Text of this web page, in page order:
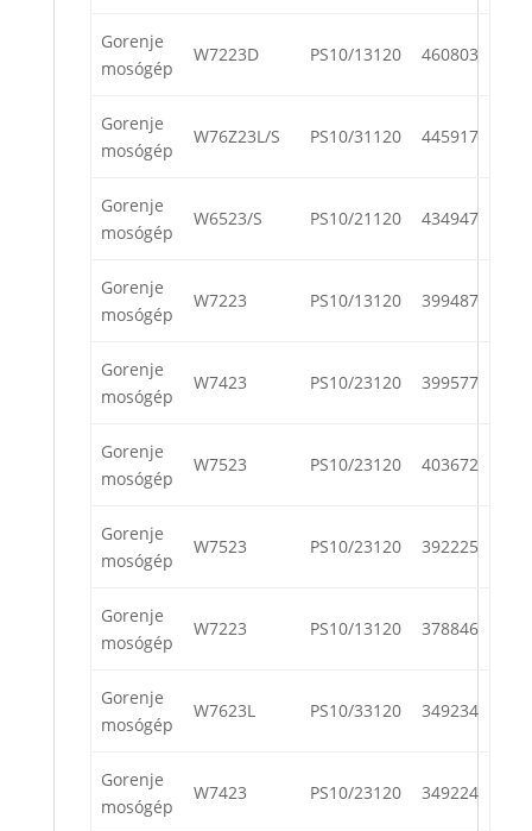
Gorenje
mosógép
W7223D PS10/13120 460803
Gorenje
mosógép
W76Z23L/S PS10/31120 445917
Gorenje
mosógép
W6523/S PS10/21120 434947
Gorenje
mosógép
W7223 PS10/13120 399487
Gorenje
mosógép
W7423 PS10/23120 399577
Gorenje
mosógép
W7523 PS10/23120 403672
Gorenje
mosógép
W7523 PS10/23120 392225
Gorenje
mosógép
W7223 PS10/13120 378846
Gorenje
mosógép
W7623L PS10/33120 349234
Gorenje
mosógép
W7423 PS10/23120 349224